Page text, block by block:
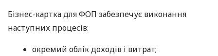
Бізнес-картка для ФОП забезпечує виконання
наступних процесів:
окремий облік доходів і витрат;